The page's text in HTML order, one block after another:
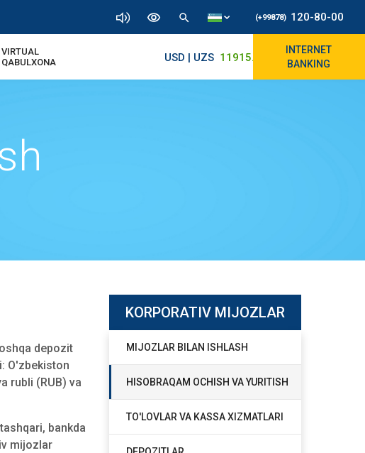
(+99878) 120-80-00
VIRTUAL
QABULXONA
USD | UZS 11915.64 11830/11965
INTERNET
BANKING
depozit
O'zbekiston
rubli (RUB) va
bankda
mijozlar
KORPORATIV MIJOZLAR
MIJOZLAR BILAN ISHLASH
HISOBRAQAM OCHISH VA YURITISH
TO'LOVLAR VA KASSA XIZMATLARI